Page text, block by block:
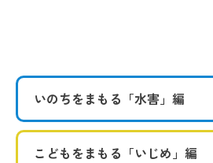
いのちをまもる 「水害」編
こどもをまもる 「いじめ」編